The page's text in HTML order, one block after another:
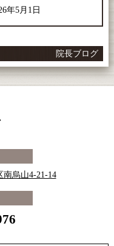
年5月1日
院長ブログ
南烏山4-21-14